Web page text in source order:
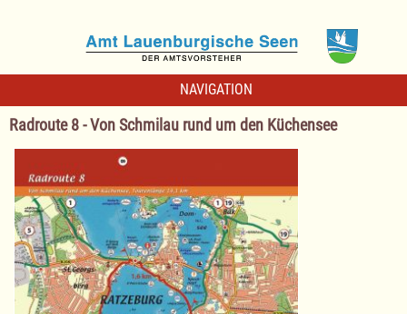
NAVIGATION
Radroute 8 - Von Schmilau rund um den Küchensee